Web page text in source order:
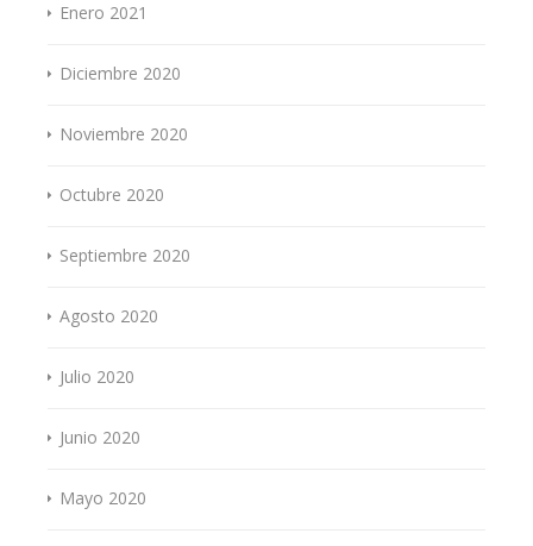
Enero 2021
Diciembre 2020
Noviembre 2020
Octubre 2020
Septiembre 2020
Agosto 2020
Julio 2020
Junio 2020
Mayo 2020